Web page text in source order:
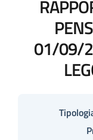
01/09/